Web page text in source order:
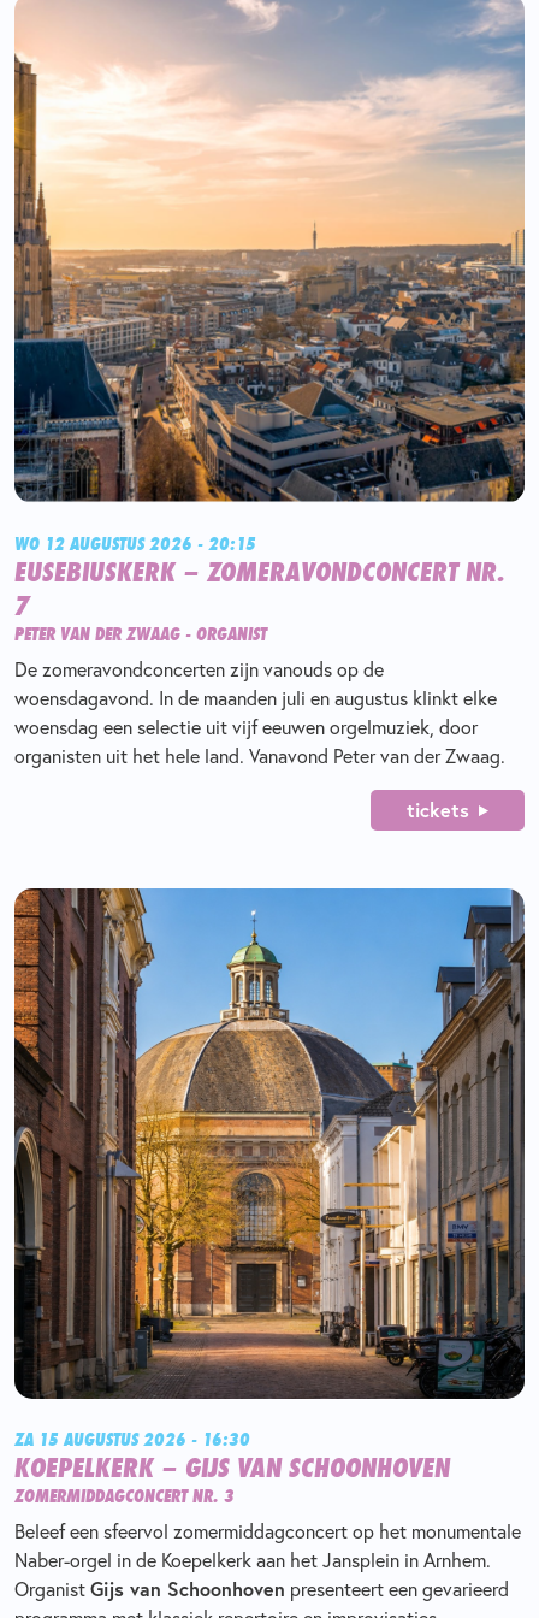
WO 12 AUGUSTUS 2026 - 20:15
EUSEBIUSKERK – ZOMERAVONDCONCERT NR.
7
PETER VAN DER ZWAAG - ORGANIST
De zomeravondconcerten zijn vanouds op de
woensdagavond. In de maanden juli en augustus klinkt elke
woensdag een selectie uit vijf eeuwen orgelmuziek, door
organisten uit het hele land. Vanavond Peter van der Zwaag.
tickets
ZA 15 AUGUSTUS 2026 - 16:30
KOEPELKERK – GIJS VAN SCHOONHOVEN
ZOMERMIDDAGCONCERT NR. 3
Beleef een sfeervol zomermiddagconcert op het monumentale
Naber-orgel in de Koepelkerk aan het Jansplein in Arnhem.
OrganistGijs van Schoonhoven presenteert een gevarieerd